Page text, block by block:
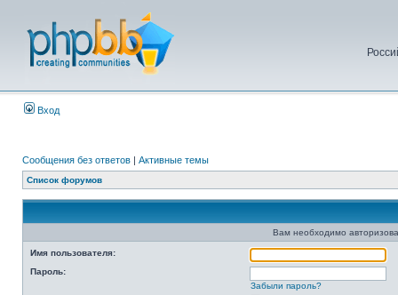
Вход
Сообщения без ответов | Активные темы
Список форумов
Вам необходимо
Имя пользователя:
Пароль:
Забыли пароль?